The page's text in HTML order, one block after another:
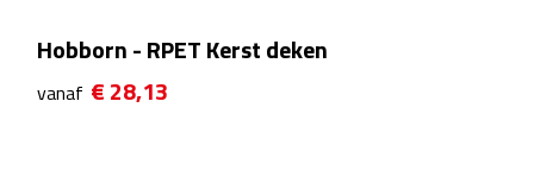
Mokken
Hobborn - RPET Kerst deken
vanaf € 28,13